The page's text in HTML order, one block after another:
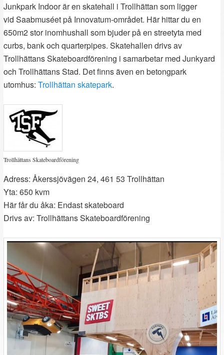
Junkpark Indoor är en skatehall i Trollhättan som ligger
vid Saabmuséet på Innovatum-området. Här hittar du en
650m2 stor inomhushall som bjuder på en streetyta med
curbs, bank och quarterpipes. Skatehallen drivs av
Trollhättans Skateboardförening i samarbetar med Junkyard
och Trollhättans Stad. Det finns även en betongpark
utomhus:Trollhättan skatepark.
Trollhättans Skateboardförening
Adress: Åkerssjövägen 24, 461 53 Trollhättan
Yta: 650 kvm
Här får du åka: Endast skateboard
Drivs av: Trollhättans Skateboardförening